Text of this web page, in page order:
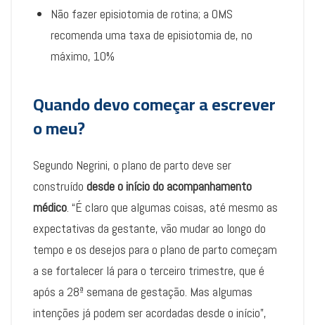
Não fazer episiotomia de rotina; a OMS
recomenda uma taxa de episiotomia de, no
máximo, 10%
Quando devo começar a escrever
o meu?
Segundo Negrini, o plano de parto deve ser
construído desde o início do acompanhamento
médico. “É claro que algumas coisas, até mesmo as
expectativas da gestante, vão mudar ao longo do
tempo e os desejos para o plano de parto começam
a se fortalecer lá para o terceiro trimestre, que é
após a 28ª semana de gestação. Mas algumas
intenções já podem ser acordadas desde o início”,